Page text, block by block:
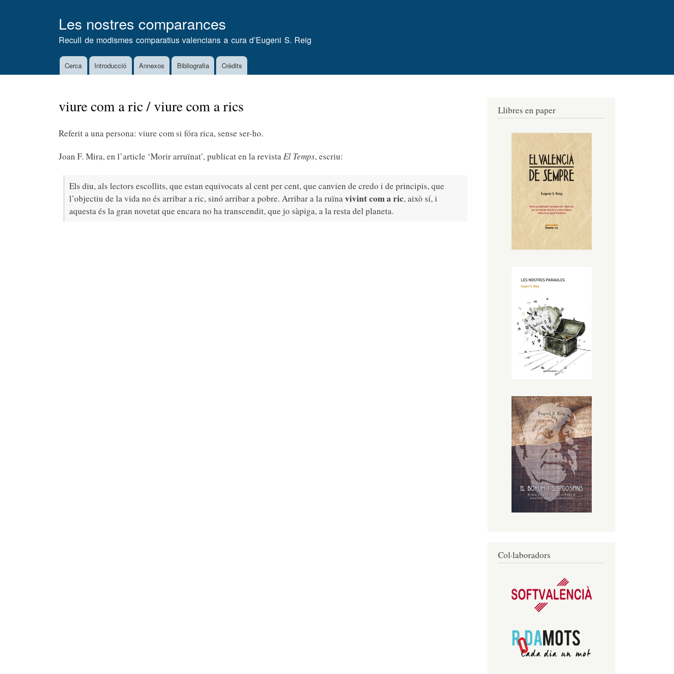
Les nostres comparances
Recull de modismes comparatius valencians a cura d’Eugeni S. Reig
MainCerca Introducció Annexos Bibliografia Crèdits
viure com a ric / viure com a rics
Referit a una persona: viure com si fóra rica, sense ser-ho.
Joan F. Mira, en l’article ‘Morir arruïnat’, publicat en la revistaEl Temps, escriu:
Els diu, als lectors escollits, que estan equivocats al cent per cent, que canvien de credo i de principis, que
l’objectiu de la vida no és arribar a ric, sinó arribar a pobre. Arribar a la ruïnavivint com a ric, això sí, i
aquesta és la gran novetat que encara no ha transcendit, que jo sàpiga, a la resta del planeta.
Llibres en paper
Col·laboradors